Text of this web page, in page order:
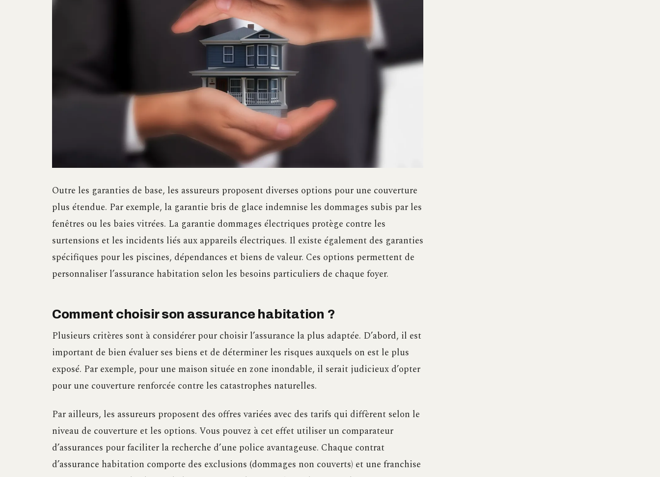
Outre les garanties de base, les assureurs proposent diverses options pour une couverture
plus étendue. Par exemple, la garantie bris de glace indemnise les dommages subis par les
fenêtres ou les baies vitrées. La garantie dommages électriques protège contre les
surtensions et les incidents liés aux appareils électriques. Il existe également des garanties
spécifiques pour les piscines, dépendances et biens de valeur. Ces options permettent de
personnaliser l’assurance habitation selon les besoins particuliers de chaque foyer.
Comment choisir son assurance habitation ?
Plusieurs critères sont à considérer pour choisir l’assurance la plus adaptée. D’abord, il est
important de bien évaluer ses biens et de déterminer les risques auxquels on est le plus
exposé. Par exemple, pour une maison située en zone inondable, il serait judicieux d’opter
pour une couverture renforcée contre les catastrophes naturelles.
Par ailleurs, les assureurs proposent des offres variées avec des tarifs qui diffèrent selon le
niveau de couverture et les options. Vous pouvez à cet effet utiliser un comparateur
d’assurances pour faciliter la recherche d’une police avantageuse. Chaque contrat
d’assurance habitation comporte des exclusions (dommages non couverts) et une franchise